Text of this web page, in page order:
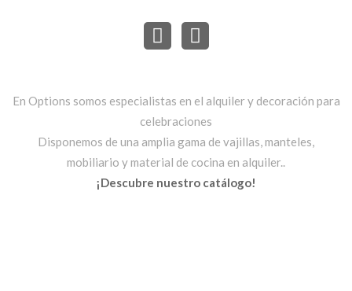
En Options somos especialistas en el alquiler y decoración para
celebraciones
Disponemos de una amplia gama de vajillas, manteles,
mobiliario y material de cocina en alquiler..
¡Descubre nuestro catálogo!